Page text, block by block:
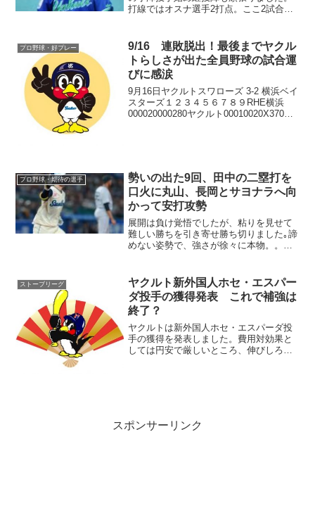
打線ではオスナ選手2打点。ここ2試合ス
した。
プロ野球・好プレー
9/16 連敗脱出！最後までヤクル
トらしさが出た全員野球の試合運
びに感涙
9月16日ヤクルトスワローズ 3-2 横浜ベイ
スターズ１２３４５６７８９RHE横浜
000020000280ヤクルト00010020X370久
プロ野球・期待の選手
勢いの出た9回、田中の二塁打を
口火に丸山、長岡とサヨナラへ向
かって安打攻勢
展開は負け覚悟でしたが、粘りを見せて
難しい勝ちを引き寄せ勝ち切りました｡諦
めない姿勢で、強さが徐々に本物。。口
た勝ちでした｡
ストーブリーグ
ヤクルト新外国人ホセ・エスパー
ダ投手の獲得発表 これで補強は
終了？
ヤクルトは新外国人ホセ・エスパーダ投
手の獲得を発表しました。費用対効果と
しては円安で厳しいところ、伸びしろ期
スポンサーリンク